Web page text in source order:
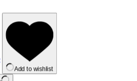
Add to wishlist